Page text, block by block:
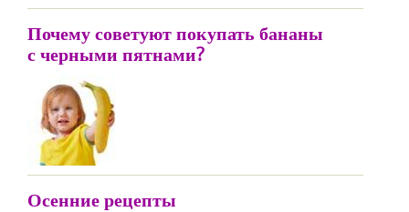
Почему советуют покупать бананы
с черными пятнами?
Осенние рецепты